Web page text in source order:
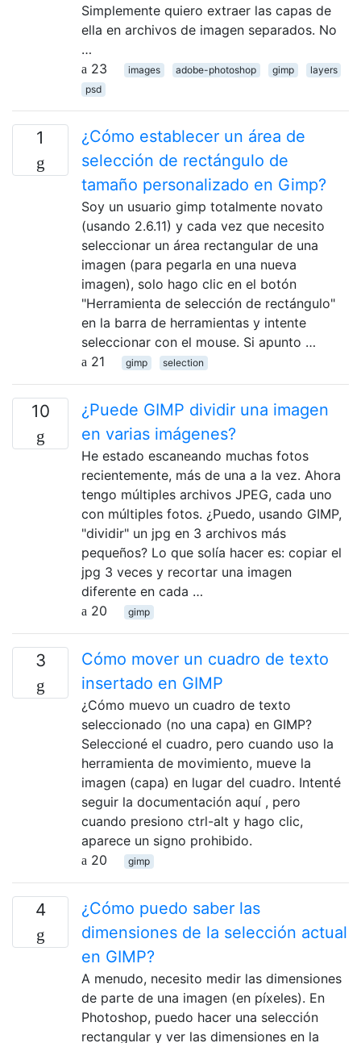
Simplemente quiero extraer las capas de
ella en archivos de imagen separados. No
…
23
images adobe-photoshop gimp
layers
psd
1
¿Cómo establecer un área de
selección de rectángulo de
tamaño personalizado en Gimp?
Soy un usuario gimp totalmente novato
(usando 2.6.11) y cada vez que necesito
seleccionar un área rectangular de una
imagen (para pegarla en una nueva
imagen), solo hago clic en el botón
"Herramienta de selección de rectángulo"
en la barra de herramientas y intente
seleccionar con el mouse. Si apunto …
21
gimp selection
10
¿Puede GIMP dividir una imagen
en varias imágenes?
He estado escaneando muchas fotos
recientemente, más de una a la vez. Ahora
tengo múltiples archivos JPEG, cada uno
con múltiples fotos. ¿Puedo, usando GIMP,
"dividir" un jpg en 3 archivos más
pequeños? Lo que solía hacer es: copiar el
jpg 3 veces y recortar una imagen
diferente en cada …
20
gimp
3
Cómo mover un cuadro de texto
insertado en GIMP
¿Cómo muevo un cuadro de texto
seleccionado (no una capa) en GIMP?
Seleccioné el cuadro, pero cuando uso la
herramienta de movimiento, mueve la
imagen (capa) en lugar del cuadro. Intenté
seguir la documentación aquí , pero
cuando presiono ctrl-alt y hago clic,
aparece un signo prohibido.
20
gimp
4
¿Cómo puedo saber las
dimensiones de la selección actual
en GIMP?
A menudo, necesito medir las dimensiones
de parte de una imagen (en píxeles). En
Photoshop, puedo hacer una selección
rectangular y ver las dimensiones en la